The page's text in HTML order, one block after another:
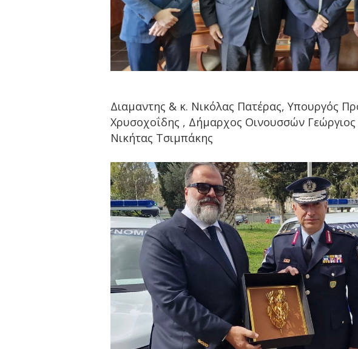
Διαμαντης & κ. Νικόλας Πατέρας, Υπουργός
Χρυσοχοΐδης , Δήμαρχος Οινουσσών
Νικήτας Τσιμπάκης